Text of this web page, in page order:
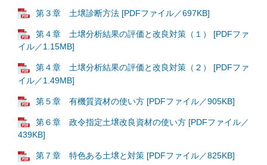
第３章 土壌診断方法 [PDFファイル／697KB]
第４章 土壌分析結果の評価と改良対策（１） [PDFファ
イル／1.15MB]
第４章 土壌分析結果の評価と改良対策（２） [PDFファ
イル／1.49MB]
第５章 有機質資材の使い方 [PDFファイル／905KB]
第６章 政令指定土壌改良資材の使い方 [PDFファイル／
439KB]
第７章 特色ある土壌と対策 [PDFファイル／825KB]